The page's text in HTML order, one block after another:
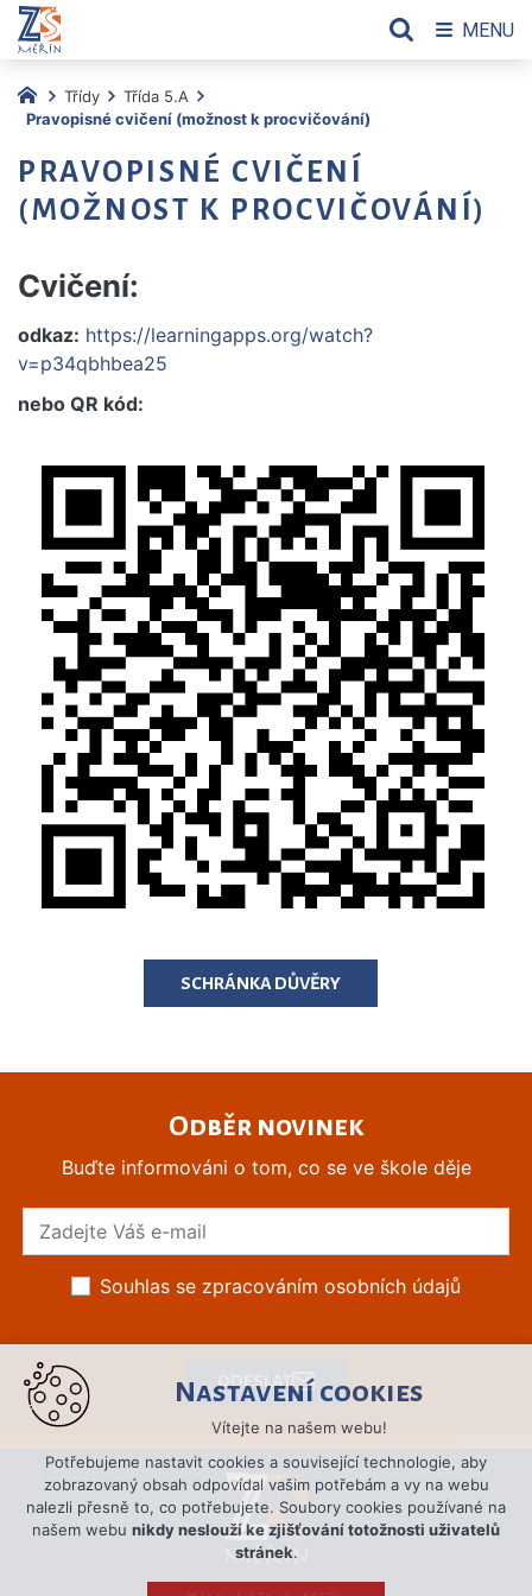
SCHRÁNKA DŮVĚRY
Třídy
Třída 5.A
Pravopisné cvičení (možnost k procvičování)
PRAVOPISNÉ CVIČENÍ
(MOŽNOST K PROCVIČOVÁNÍ)
Cvičení:
odkaz: https://learningapps.org/watch?
v=p34qbhbea25
nebo QR kód:
Odběr novinek
Buďte informováni o tom, co se ve škole děje
Souhlas se zpracováním osobních údajů
MENU
Nastavení cookies
Vítejte na našem webu!
Potřebujeme nastavit cookies a související technologie, aby
zobrazovaný obsah odpovídal vašim potřebám a vy na webu
nalezli přesně to, co potřebujete. Soubory cookies používané na
našem webu nikdy neslouží ke zjišťování totožnosti uživatelů
stránek.